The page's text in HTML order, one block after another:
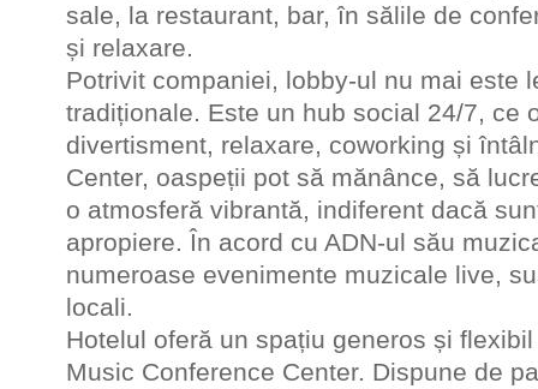
sale, la restaurant, bar, în sălile de
și relaxare.
Potrivit companiei, lobby-ul nu mai este
tradiționale. Este un hub social 24/7, ce
divertisment, relaxare, coworking și
Center, oaspeții pot să mănânce, să
o atmosferă vibrantă, indiferent dacă
apropiere. În acord cu ADN-ul său
numeroase evenimente muzicale live,
locali.
Hotelul oferă un spațiu generos și
Music Conference Center. Dispune de